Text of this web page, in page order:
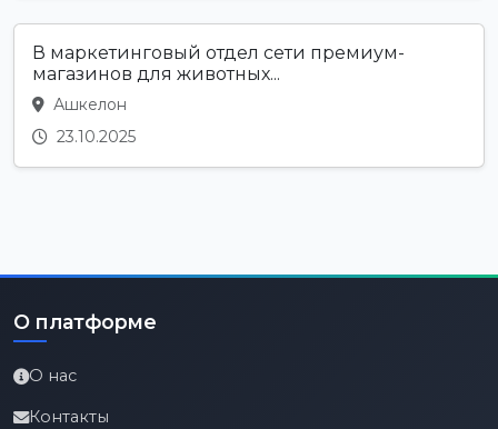
В маркетинговый отдел сети премиум-
магазинов для животных...
Ашкелон
23.10.2025
О платформе
О нас
Контакты